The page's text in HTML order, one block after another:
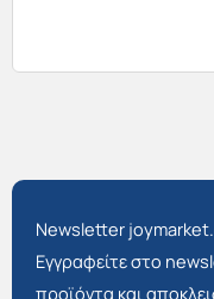
Newsletter
Εγγραφείτε στο
προϊόντα και